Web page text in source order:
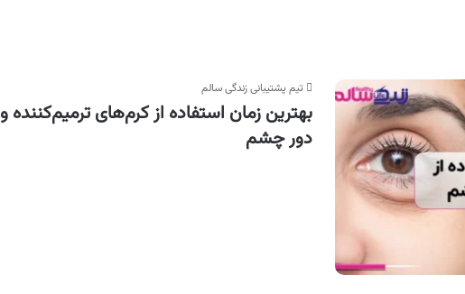
تیم پشتیبانی زندگی سالم
بهترین زمان استفاده از کرم‌های ترمیم‌کننده و
دور چشم